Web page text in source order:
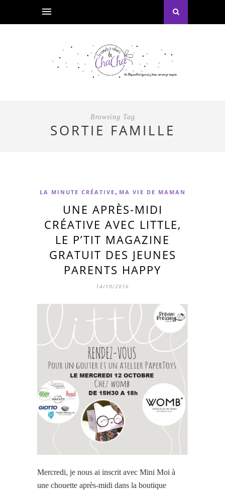
Browsing Tag
SORTIE FAMILLE
LA MINUTE CRÉATIVE , MA VIE DE MAMAN
UNE APRÈS-MIDI
CRÉATIVE AVEC LITTLE,
LE P’TIT MAGAZINE
GRATUIT DES JEUNES
PARENTS HAPPY
14/10/2016
Mercredi, je nous ai inscrit avec Mini Moi à
une chouette après-midi dans la boutique